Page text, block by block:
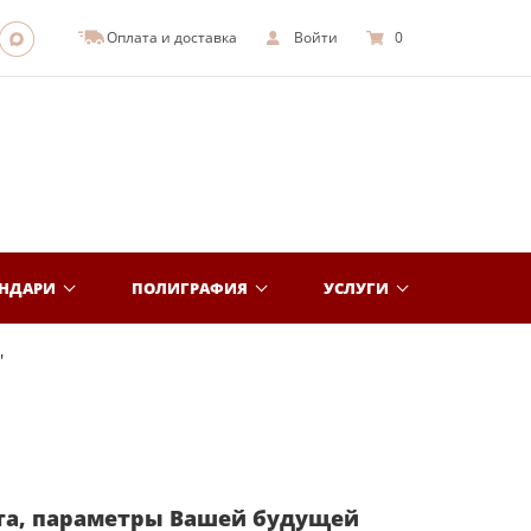
Оплата и доставка Войти 0
ПОЛИГРАФИЯ УСЛУГИ
параметры Вашей будущей